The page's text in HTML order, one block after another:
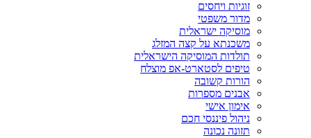
זוגיות ויחסים
מדור משפטי
מוסיקה ישראלית
משכנתא על קצה המזלג
תולדות המוסיקה הישראלית
טיפים לסטארט-אפ מוצלח
הורות קשובה
אבנים מספרות
אימון אישי
ניהול פיננסי חכם
תזונה נכונה